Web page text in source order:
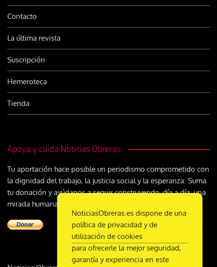
Contacto
La última revista
Suscripción
Hemeroteca
Tienda
Apoya y cuida Noticias Obreras
Tu aportación hace posible un periodismo comprometido con
la dignidad del trabajo, la justicia social y la esperanza. Suma
tu donación y ayúdanos a seguir construyendo, día a día, una
mirada humana y cristiana sobre el mundo del trabajo
NoticiasObreras.es dispone de una
política de privacidad y de
utilización de cookies
para ofrecerle la mejor seguridad,
garantía y experiencia en este